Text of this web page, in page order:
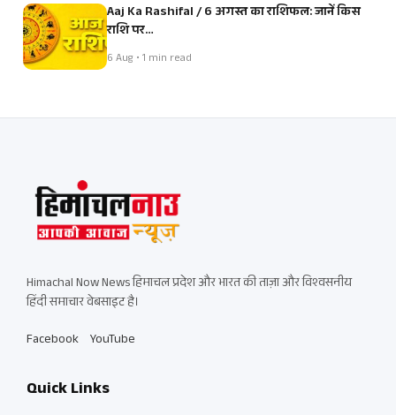
Aaj Ka Rashifal / 6 अगस्त का राशिफल: जानें किस
राशि पर…
6 Aug • 1 min read
Himachal Now News हिमाचल प्रदेश और भारत की ताज़ा और विश्वसनीय
हिंदी समाचार वेबसाइट है।
Facebook YouTube
Quick Links